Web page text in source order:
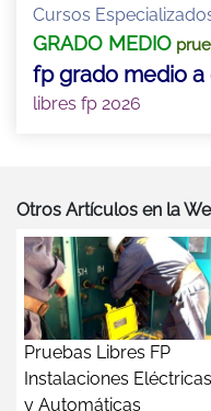
Cursos
GRADO MEDIO
fp grado medio a
libres fp 2026
Otros Artículos en la
Pruebas Libres FP
Instalaciones Eléctricas
y Automáticas